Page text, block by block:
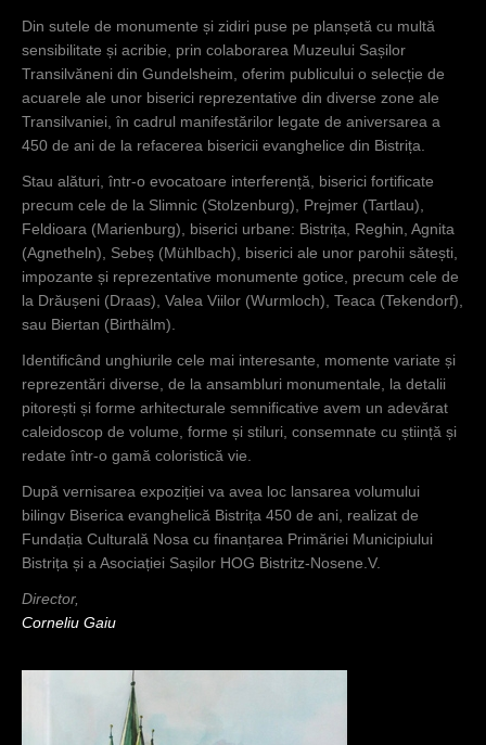
Din sutele de monumente și zidiri puse pe planșetă cu multă
sensibilitate și acribie, prin colaborarea Muzeului Sașilor
Transilvăneni din Gundelsheim, oferim publicului o selecție de
acuarele ale unor biserici reprezentative din diverse zone ale
Transilvaniei, în cadrul manifestărilor legate de aniversarea a
450 de ani de la refacerea bisericii evanghelice din Bistrița.
Stau alături, într-o evocatoare interferență, biserici fortificate
precum cele de la Slimnic (Stolzenburg), Prejmer (Tartlau),
Feldioara (Marienburg), biserici urbane: Bistrița, Reghin, Agnita
(Agnetheln), Sebeș (Mühlbach), biserici ale unor parohii sătești,
impozante și reprezentative monumente gotice, precum cele de
la Drăușeni (Draas), Valea Viilor (Wurmloch), Teaca (Tekendorf),
sau Biertan (Birthälm).
Identificând unghiurile cele mai interesante, momente variate și
reprezentări diverse, de la ansambluri monumentale, la detalii
pitorești și forme arhitecturale semnificative avem un adevărat
caleidoscop de volume, forme și stiluri, consemnate cu știință și
redate într-o gamă coloristică vie.
După vernisarea expoziției va avea loc lansarea volumului
bilingv Biserica evanghelică Bistrița 450 de ani, realizat de
Fundația Culturală Nosa cu finanțarea Primăriei Municipiului
Bistrița și a Asociației Sașilor HOG Bistritz-Nosene.V.
Director,
Corneliu Gaiu